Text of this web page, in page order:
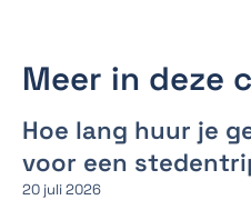
Meer in deze
Hoe lang huur je
voor een
20 juli 2026